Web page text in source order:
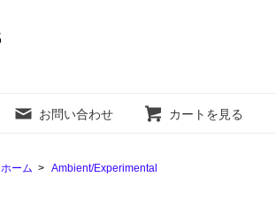
お問い合わせ カートを見る
ホーム > Ambient/Experimental